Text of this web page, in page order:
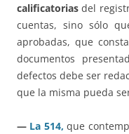
calificatorias del
cuentas, sino sólo
aprobadas, que
documentos
defectos debe ser
que la misma pueda
— La 514, que